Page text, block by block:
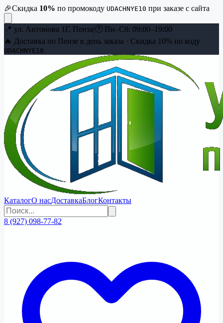
🎉Скидка 10% по промокоду UDACHNYE10 при заказе с сайта
📍 ул. Антонова 1Г, Пенза|🕐 Пн–Сб: 09:00–19:00
🔥 Доставка по Пензе в день заказа · Скидка 10% по коду
UDACHNYE10
КаталогО насДоставкаБлогКонтакты
8 (927) 098-77-82